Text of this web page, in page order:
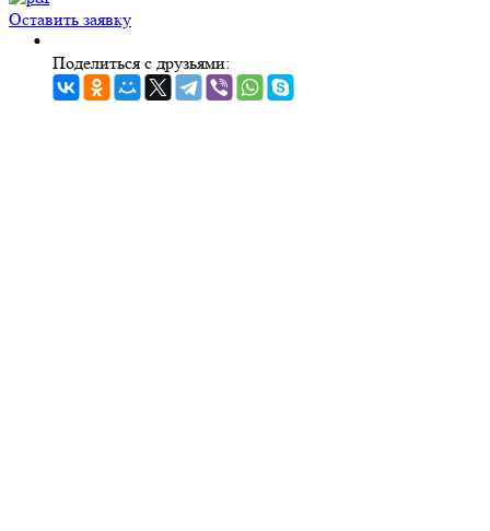
Поделиться с друзьями:
Оставить заявку